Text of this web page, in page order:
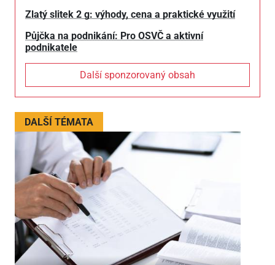
Zlatý slitek 2 g: výhody, cena a praktické využití
Půjčka na podnikání: Pro OSVČ a aktivní
podnikatele
Další sponzorovaný obsah
DALŠÍ TÉMATA